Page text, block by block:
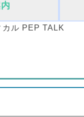
カル PEP TALK